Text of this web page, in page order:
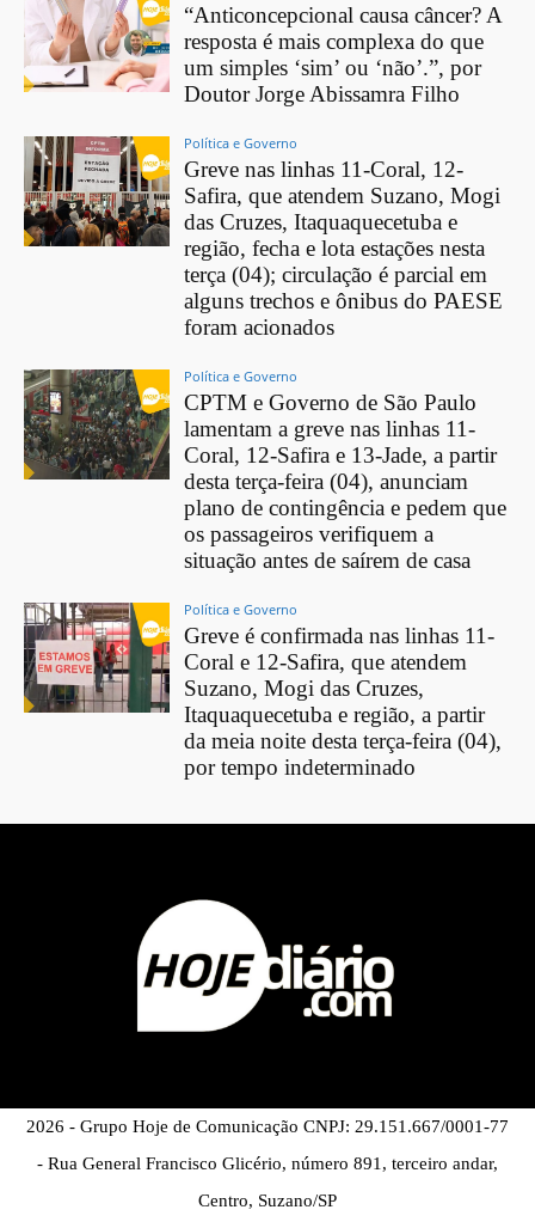
“Anticoncepcional causa câncer? A
resposta é mais complexa do que
um simples ‘sim’ ou ‘não’.”, por
Doutor Jorge Abissamra Filho
Política e Governo
Greve nas linhas 11-Coral, 12-
Safira, que atendem Suzano, Mogi
das Cruzes, Itaquaquecetuba e
região, fecha e lota estações nesta
terça (04); circulação é parcial em
alguns trechos e ônibus do PAESE
foram acionados
Política e Governo
CPTM e Governo de São Paulo
lamentam a greve nas linhas 11-
Coral, 12-Safira e 13-Jade, a partir
desta terça-feira (04), anunciam
plano de contingência e pedem que
os passageiros verifiquem a
situação antes de saírem de casa
Política e Governo
Greve é confirmada nas linhas 11-
Coral e 12-Safira, que atendem
Suzano, Mogi das Cruzes,
Itaquaquecetuba e região, a partir
da meia noite desta terça-feira (04),
por tempo indeterminado
2026 - Grupo Hoje de Comunicação CNPJ: 29.151.667/0001-77
- Rua General Francisco Glicério, número 891, terceiro andar,
Centro, Suzano/SP